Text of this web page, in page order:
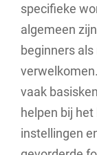
specifieke
algemeen
beginners
vaak
helpen bij
instellingen